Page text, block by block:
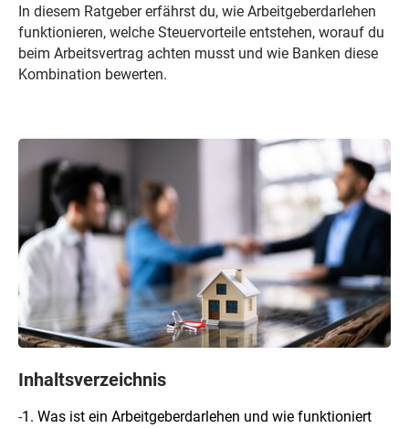
In diesem Ratgeber erfährst du, wie Arbeitgeberdarlehen
funktionieren, welche Steuervorteile entstehen, worauf du
beim Arbeitsvertrag achten musst und wie Banken diese
Kombination bewerten.
Inhaltsverzeichnis
-1. Was ist ein Arbeitgeberdarlehen und wie funktioniert